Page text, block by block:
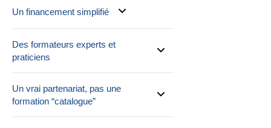
Un financement simplifié
Des formateurs experts et
praticiens
Un vrai partenariat, pas une
formation “catalogue”